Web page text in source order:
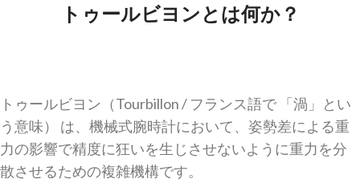
トゥールビヨンとは何か？
トゥールビヨン（Tourbillon / フランス語で 「渦」とい
う意味） は、機械式腕時計において、姿勢差による重
力の影響で精度に狂いを生じさせないように重力を分
散させるための複雑機構です。